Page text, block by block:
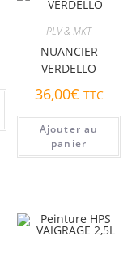
PLV & MKT
NUANCIER
VERDELLO
36,00€ TTC
Ajouter au
panier